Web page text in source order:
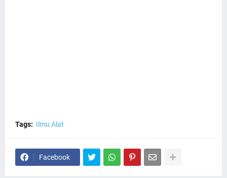
Tags: Ilmu Alat
Facebook